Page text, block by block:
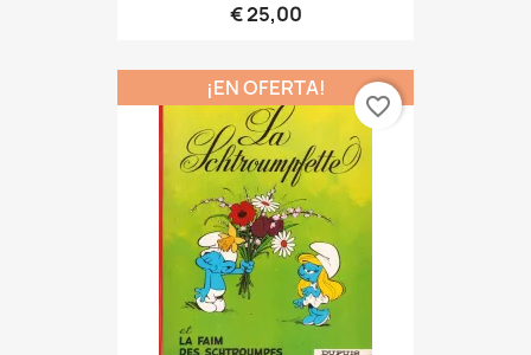
€ 25,00
¡EN OFERTA!
favorite_border